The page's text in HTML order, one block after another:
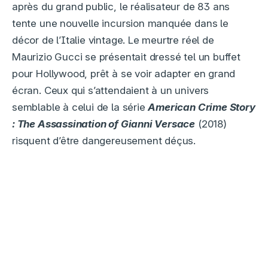
après du grand public, le réalisateur de 83 ans
tente une nouvelle incursion manquée dans le
décor de l’Italie vintage. Le meurtre réel de
Maurizio Gucci se présentait dressé tel un buffet
pour Hollywood, prêt à se voir adapter en grand
écran. Ceux qui s’attendaient à un univers
semblable à celui de la sérieAmerican Crime Story
: The Assassination of Gianni Versace (2018)
risquent d’être dangereusement déçus.